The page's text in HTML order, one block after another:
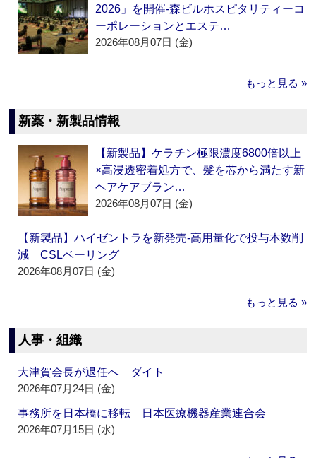
2026」を開催‐森ビルホスピタリティーコ
ーポレーションとエステ…
2026年08月07日 (金)
もっと見る »
新薬・新製品情報
【新製品】ケラチン極限濃度6800倍以上
×高浸透密着処方で、髪を芯から満たす新
ヘアケアブラン…
2026年08月07日 (金)
【新製品】ハイゼントラを新発売‐高用量化で投与本数削
減 CSLベーリング
2026年08月07日 (金)
もっと見る »
人事・組織
大津賀会長が退任へ ダイト
2026年07月24日 (金)
事務所を日本橋に移転 日本医療機器産業連合会
2026年07月15日 (水)